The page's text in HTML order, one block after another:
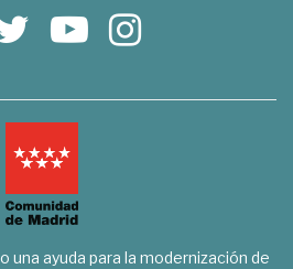
una ayuda para la modernización de